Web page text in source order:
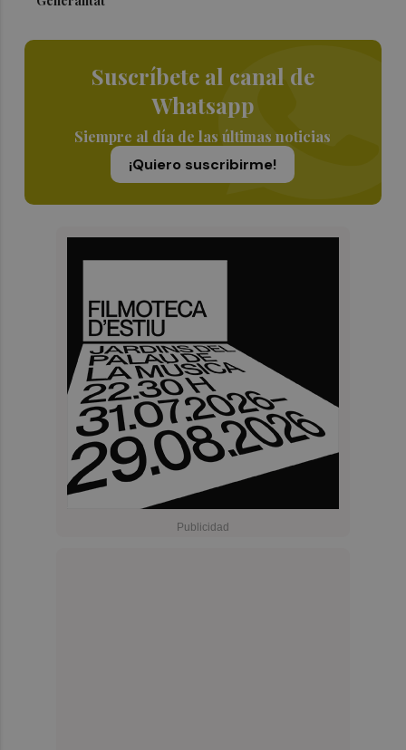
Suscríbete al canal de
Whatsapp
Siempre al día de las últimas noticias
¡Quiero suscribirme!